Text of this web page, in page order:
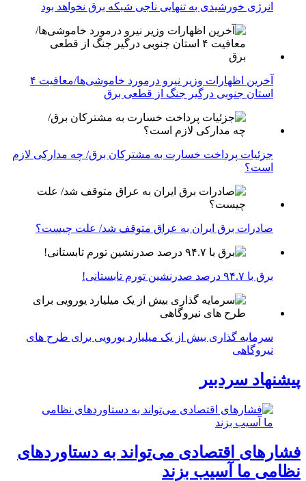
انرژی خورشیدی به تنهایی ناجی شبکه برق نخواهد بود
آخرین اظهارات وزیر نیرو درمورد خاموشی‌ها/معافیت ۴
استان جنوبی درگیر جنگ از قطعی برق
جزئیات پرداخت خسارت به مشترکان برق/ چه مدارکی لازم
است؟
صادرات برق ایران به عراق متوقف شد/ علت چیست؟
برق با ۹۴.۷ درصد صدرنشین تورم تابستانی!
سرمایه گذاری بیش از یک میلیارد یورویی برای طرح های
نیروگاهی
پیشنهاد سردبیر
فشارهای اقتصادی می‌تواند به دستاوردهای
نظامی ما آسیب بزند